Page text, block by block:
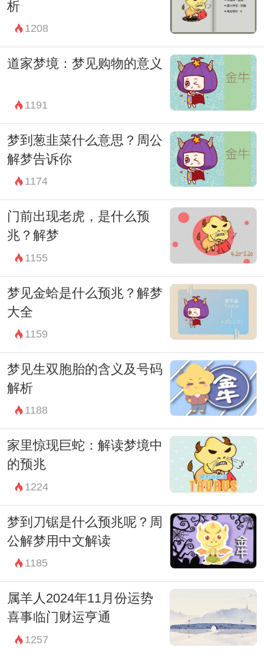
最后，梦见自己居住在豪宅中还可能是一种
对于成功和成就的内心认同。豪宅作为一种
奢华和财富的象征，其所代表的不仅仅是物
质享受，更是一种对于个人成就和社会认同
的追求。梦境中的豪宅可能反映了我们对于
自身能力和成就的肯定，以及对于未来更好
生活的期待。
总之，梦见自己住在豪宅中是一种复杂而多
质生活和社会地位的渴望，也可能暗示着内
心更深层次的情感需求和心理状态。通过解
析这些梦境，我们能够更好地理解和探索自
己内心深处的愿望和恐惧，从而更好地面对
现实生活中的挑战和选择。
析
1208
道家梦境：梦见购物的意义
1191
梦到葱韭菜什么意思？周公
解梦告诉你
1174
门前出现老虎，是什么预
兆？解梦
1155
梦见金蛤是什么预兆？解梦
大全
1159
梦见生双胞胎的含义及号码
解析
1188
家里惊现巨蛇：解读梦境中
的预兆
1224
梦到刀锯是什么预兆呢？周
公解梦用中文解读
1185
属羊人2024年11月份运势
喜事临门财运亨通
1257